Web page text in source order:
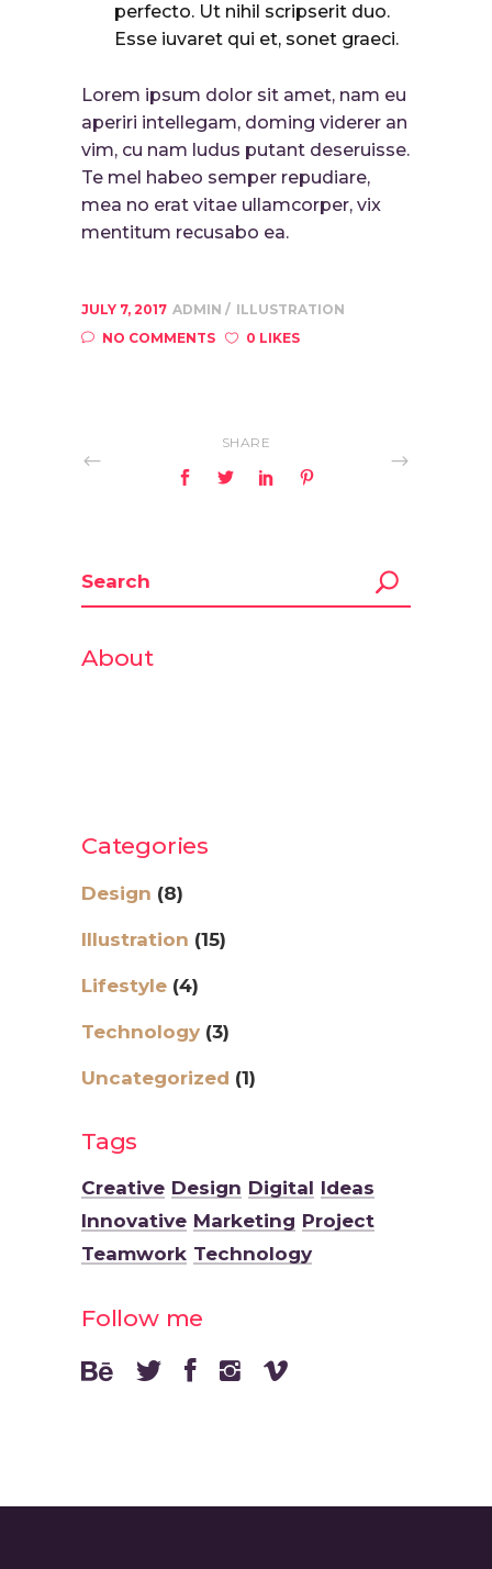
perfecto. Ut nihil scripserit duo.
Esse iuvaret qui et, sonet graeci.
Lorem ipsum dolor sit amet, nam eu
aperiri intellegam, doming viderer an
vim, cu nam ludus putant deseruisse.
Te mel habeo semper repudiare,
mea no erat vitae ullamcorper, vix
mentitum recusabo ea.
JULY 7, 2017 ADMIN
ILLUSTRATION
NO COMMENTS
0 LIKES
SHARE
About
Categories
Design (8)
Illustration (15)
Lifestyle (4)
Technology (3)
Uncategorized (1)
Tags
Creative Design Digital Ideas
Innovative Marketing Project
Teamwork Technology
Follow me